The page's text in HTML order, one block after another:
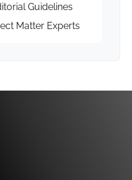
Guidelines
Matter Experts